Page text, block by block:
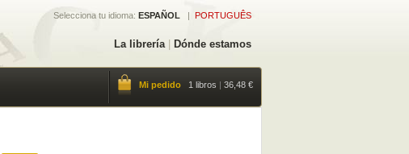
Selecciona tu idioma: ESPAÑOL | PORTUGUÊS
La librería| Dónde estamos
Mi pedido 1 libros | 36,48 €